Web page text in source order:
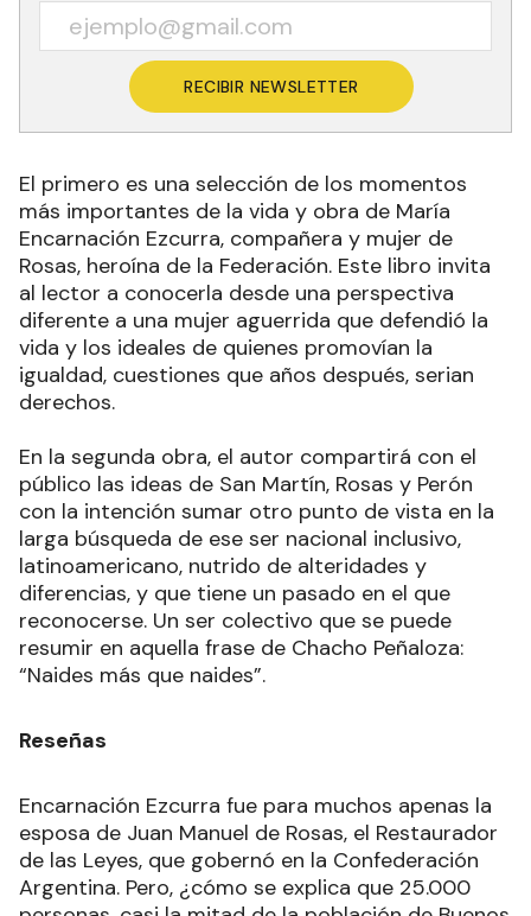
RECIBIR NEWSLETTER
El primero es una selección de los momentos
más importantes de la vida y obra de María
Encarnación Ezcurra, compañera y mujer de
Rosas, heroína de la Federación. Este libro invita
al lector a conocerla desde una perspectiva
diferente a una mujer aguerrida que defendió la
vida y los ideales de quienes promovían la
igualdad, cuestiones que años después, serian
derechos.
En la segunda obra, el autor compartirá con el
público las ideas de San Martín, Rosas y Perón
con la intención sumar otro punto de vista en la
larga búsqueda de ese ser nacional inclusivo,
latinoamericano, nutrido de alteridades y
diferencias, y que tiene un pasado en el que
reconocerse. Un ser colectivo que se puede
resumir en aquella frase de Chacho Peñaloza:
“Naides más que naides”.
Reseñas
Encarnación Ezcurra fue para muchos apenas la
esposa de Juan Manuel de Rosas, el Restaurador
de las Leyes, que gobernó en la Confederación
Argentina. Pero, ¿cómo se explica que 25.000